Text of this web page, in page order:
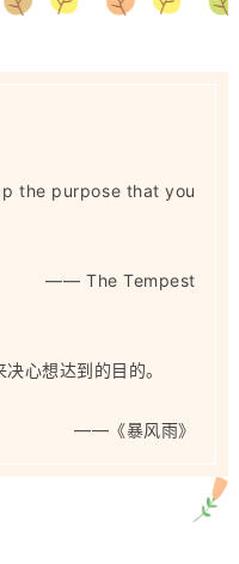
the purpose that you
—— The Tempest
心想达到的目的。
—— 《暴风雨》